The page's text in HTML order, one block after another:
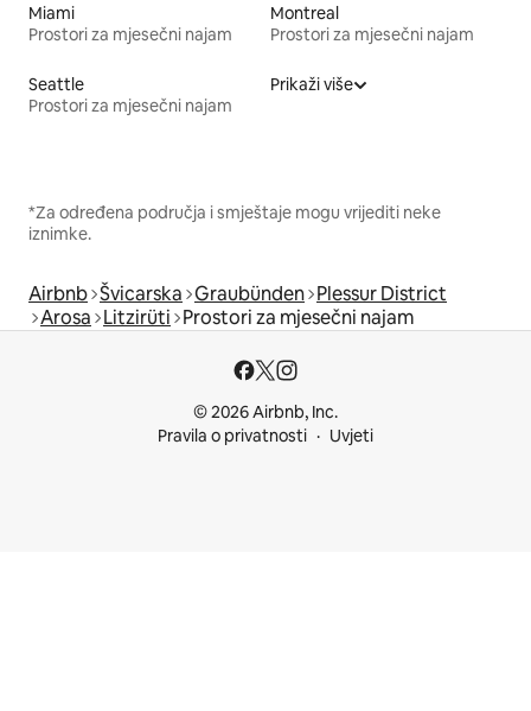
Miami
Prostori za mjesečni najam
Montreal
Prostori za mjesečni najam
Seattle
Prostori za mjesečni najam
Prikaži više
*Za određena područja i smještaje mogu vrijediti neke
iznimke.
Airbnb Švicarska Graubünden Plessur District
Arosa Litzirüti Prostori za mjesečni najam
© 2026 Airbnb, Inc.
Pravila o privatnosti
Uvjeti